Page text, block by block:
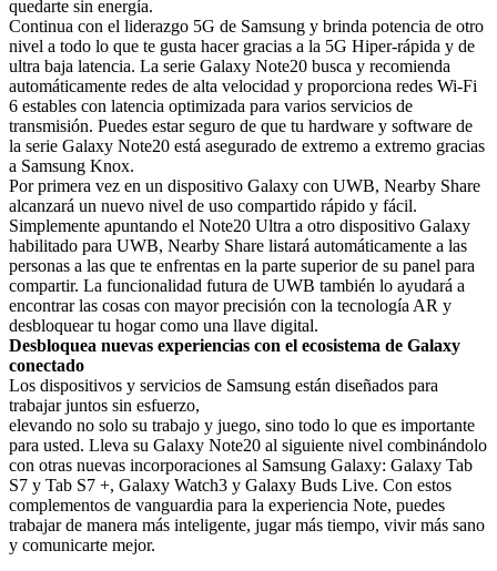
quedarte sin energía.
Continua con el liderazgo 5G de Samsung y brinda potencia de otro
nivel a todo lo que te gusta hacer gracias a la 5G Hiper-rápida y de
ultra baja latencia. La serie Galaxy Note20 busca y recomienda
automáticamente redes de alta velocidad y proporciona redes Wi-Fi
6 estables con latencia optimizada para varios servicios de
transmisión. Puedes estar seguro de que tu hardware y software de
la serie Galaxy Note20 está asegurado de extremo a extremo gracias
a Samsung Knox.
Por primera vez en un dispositivo Galaxy con UWB, Nearby Share
alcanzará un nuevo nivel de uso compartido rápido y fácil.
Simplemente apuntando el Note20 Ultra a otro dispositivo Galaxy
habilitado para UWB, Nearby Share listará automáticamente a las
personas a las que te enfrentas en la parte superior de su panel para
compartir. La funcionalidad futura de UWB también lo ayudará a
encontrar las cosas con mayor precisión con la tecnología AR y
desbloquear tu hogar como una llave digital.
Desbloquea nuevas experiencias con el ecosistema de Galaxy
conectado
Los dispositivos y servicios de Samsung están diseñados para
trabajar juntos sin esfuerzo,
elevando no solo su trabajo y juego, sino todo lo que es importante
para usted. Lleva su Galaxy Note20 al siguiente nivel combinándolo
con otras nuevas incorporaciones al Samsung Galaxy: Galaxy Tab
S7 y Tab S7 +, Galaxy Watch3 y Galaxy Buds Live. Con estos
complementos de vanguardia para la experiencia Note, puedes
trabajar de manera más inteligente, jugar más tiempo, vivir más sano
y comunicarte mejor.